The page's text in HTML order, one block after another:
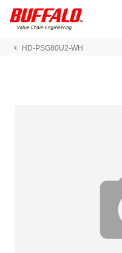
HD-PSG80U2-WH